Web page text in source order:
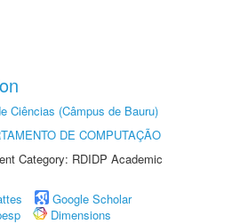
Ciências (Câmpus de Bauru)
DE COMPUTAÇÃO
Category: RDIDP Academic
Google Scholar
Dimensions